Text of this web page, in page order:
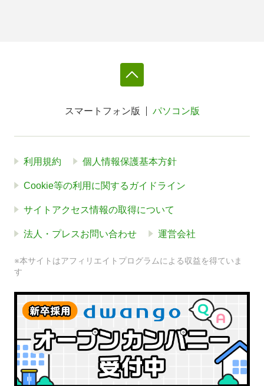
スマートフォン版 パソコン版
利用規約 個人情報保護基本方針
Cookie等の利用に関するガイドライン
サイトアクセス情報の取得について
法人・プレスお問い合わせ 運営会社
※本サイトはアフィリエイトプログラムによる収益を得ていま
す